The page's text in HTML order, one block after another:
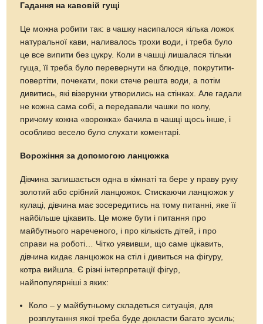
Гадання на кавовій гущі
Це можна робити так: в чашку насипалося кілька ложок
натуральної кави, наливалось трохи води, і треба було
це все випити без цукру. Коли в чашці лишалася тільки
гуща, її треба було перевернути на блюдце, покрутити-
повертіти, почекати, поки стече решта води, а потім
дивитись, які візерунки утворились на стінках. Але гадали
не кожна сама собі, а передавали чашки по колу,
причому кожна «ворожка» бачила в чашці щось інше, і
особливо весело було слухати коментарі.
Ворожіння за допомогою ланцюжка
Дівчина залишається одна в кімнаті та бере у праву руку
золотий або срібний ланцюжок. Стискаючи ланцюжок у
кулаці, дівчина має зосередитись на тому питанні, яке її
найбільше цікавить. Це може бути і питання про
майбутнього нареченого, і про кількість дітей, і про
справи на роботі… Чітко уявивши, що саме цікавить,
дівчина кидає ланцюжок на стіл і дивиться на фігуру,
котра вийшла. Є різні інтерпретації фігур,
найпопулярніші з яких:
Коло – у майбутньому складеться ситуація, для
розплутання якої треба буде докласти багато зусиль;